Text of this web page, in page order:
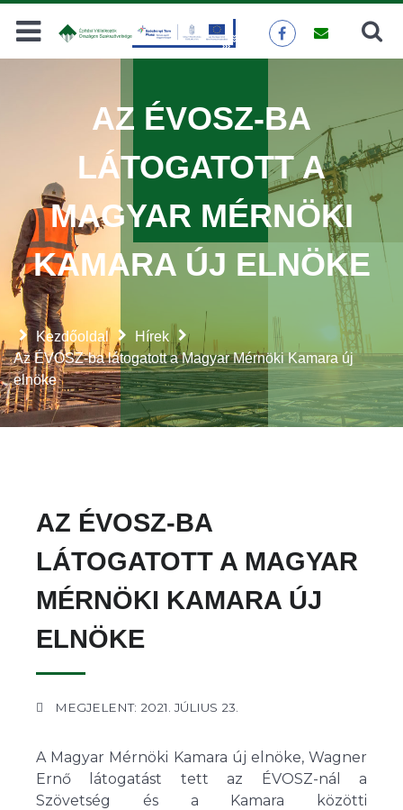
Keresés
Kezdőoldal
Hírek
Az ÉVOSZ-ba látogatott a Magyar Mérnöki Kamara új
elnöke
AZ ÉVOSZ-BA
LÁTOGATOTT A
MAGYAR MÉRNÖKI
KAMARA ÚJ ELNÖKE
AZ ÉVOSZ-BA
LÁTOGATOTT A MAGYAR
MÉRNÖKI KAMARA ÚJ
ELNÖKE
MEGJELENT: 2021. JÚLIUS 23.
A Magyar Mérnöki Kamara új elnöke, Wagner
Ernő látogatást tett az ÉVOSZ-nál a
Szövetség és a Kamara közötti